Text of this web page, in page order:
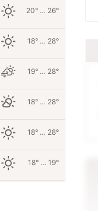
20° … 26°
18° … 28°
19° … 28°
18° … 28°
18° … 28°
18° … 19°